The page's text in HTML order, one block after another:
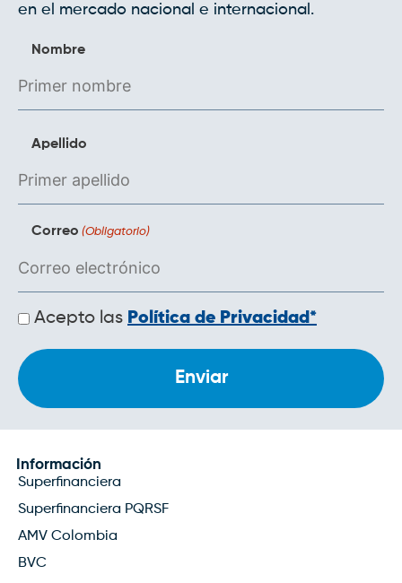
en el mercado nacional e internacional.
Nombre
Apellido
Correo (Obligatorio)
Políticas
de
Acepto las Política de Privacidad*
Información
Superfinanciera
Superfinanciera PQRSF
AMV Colombia
BVC